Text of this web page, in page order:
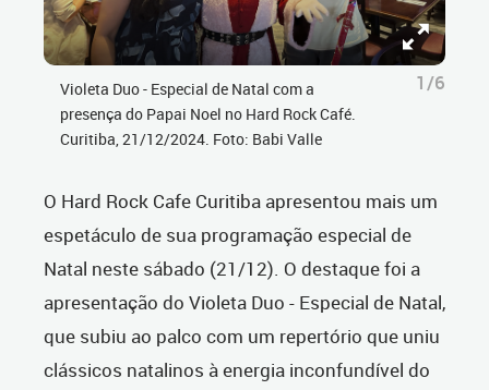
Violeta Duo - Especial de Natal com a
presença do Papai Noel no Hard Rock Café.
Curitiba, 21/12/2024. Foto: Babi Valle
1/6
O Hard Rock Cafe Curitiba apresentou mais um
espetáculo de sua programação especial de
Natal neste sábado (21/12). O destaque foi a
apresentação do Violeta Duo - Especial de Natal,
que subiu ao palco com um repertório que uniu
clássicos natalinos à energia inconfundível do